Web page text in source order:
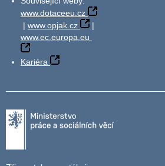
www.dotaceeu.cz
| www.opjak.cz
|
www.ec.europa.eu
Kariéra